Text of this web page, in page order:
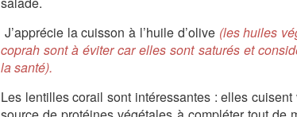
J’apprécie la cuisson à l’huile d’olive (les huiles
coprah sont à éviter car elles sont saturés et
la santé).
Les lentilles corail sont intéressantes : elles